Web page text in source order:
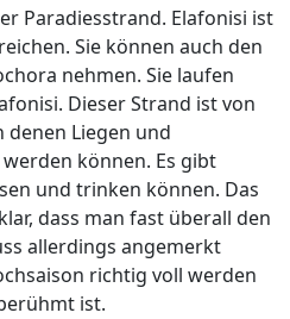
Paradiesstrand. Elafonisi ist
Sie können auch den
nehmen. Sie laufen
Dieser Strand ist von
denen Liegen und
können. Es gibt
und trinken können. Das
dass man fast überall den
allerdings angemerkt
richtig voll werden
ist.